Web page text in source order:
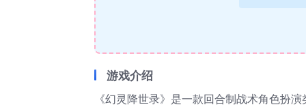
游戏介绍
《幻灵降世录》是一款回合制战术角色扮